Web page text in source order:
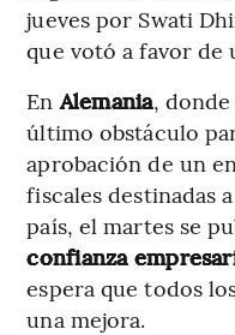
jueves por Swati
que votó a favor de
EnAlemania,
último obstáculo
aprobación de un
fiscales destinadas
país, el martes se
confianza
espera que todos
una mejora.